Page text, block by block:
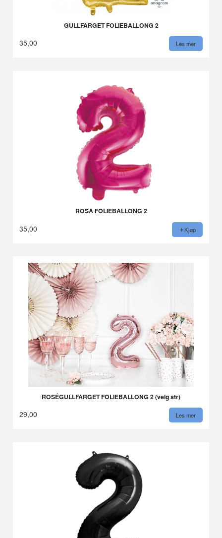
GULLFARGET FOLIEBALLONG 2
35,00 Les mer
ROSA FOLIEBALLONG 2
35,00 Kjøp
ROSÉGULLFARGET FOLIEBALLONG 2 (velg str)
29,00 Les mer